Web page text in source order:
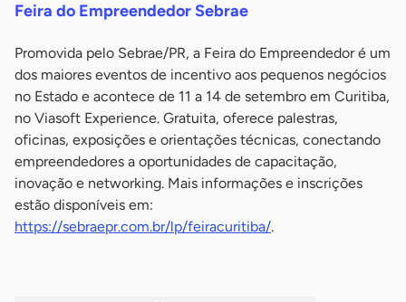
Feira do Empreendedor Sebrae
Promovida pelo Sebrae/PR, a Feira do Empreendedor é um
dos maiores eventos de incentivo aos pequenos negócios
no Estado e acontece de 11 a 14 de setembro em Curitiba,
no Viasoft Experience. Gratuita, oferece palestras,
oficinas, exposições e orientações técnicas, conectando
empreendedores a oportunidades de capacitação,
inovação e networking. Mais informações e inscrições
estão disponíveis em:
https://sebraepr.com.br/lp/feiracuritiba/.